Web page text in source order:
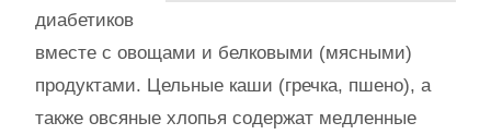
диабетиков
вместе с овощами и белковыми (мясными)
продуктами. Цельные каши (гречка, пшено), а
также овсяные хлопья содержат медленные